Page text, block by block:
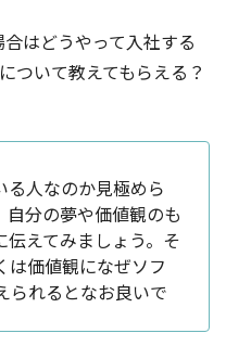
はどうやって入社する
ついて教えてもらえる？
る人なのか見極めら
分の夢や価値観のも
伝えてみましょう。そ
は価値観になぜソフ
られるとなお良いで